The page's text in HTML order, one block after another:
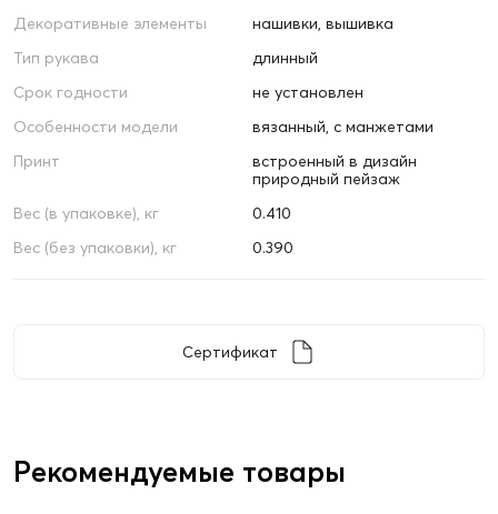
Декоративные элементы
нашивки, вышивка
Тип рукава
длинный
Срок годности
не установлен
Особенности модели
вязанный, с манжетами
Принт
встроенный в дизайн
природный пейзаж
Вес (в упаковке), кг
0.410
Вес (без упаковки), кг
0.390
Сертификат
Рекомендуемые товары